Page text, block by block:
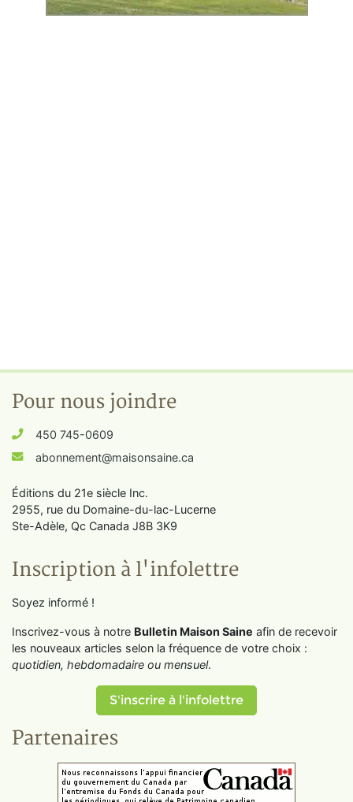
Pour nous joindre
450 745-0609
abonnement@maisonsaine.ca
Éditions du 21e siècle Inc.
2955, rue du Domaine-du-lac-Lucerne
Ste-Adèle, Qc Canada J8B 3K9
Inscription à l'infolettre
Soyez informé !
Inscrivez-vous à notre Bulletin Maison Saine afin de recevoir
les nouveaux articles selon la fréquence de votre choix :
quotidien, hebdomadaire ou mensuel.
S'inscrire à l'infolettre
Partenaires